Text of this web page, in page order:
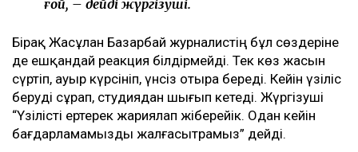
ғой, – дейді жүргізуші.
Бірақ Жасұлан Базарбай журналистің бұл сөздеріне
де ешқандай реакция білдірмейді. Тек көз жасын
сүртіп, ауыр күрсініп, үнсіз отыра береді. Кейін үзіліс
беруді сұрап, студиядан шығып кетеді. Жүргізуші
“Үзілісті ертерек жариялап жіберейік. Одан кейін
бағдарламамызды жалғасытрамыз” дейді.